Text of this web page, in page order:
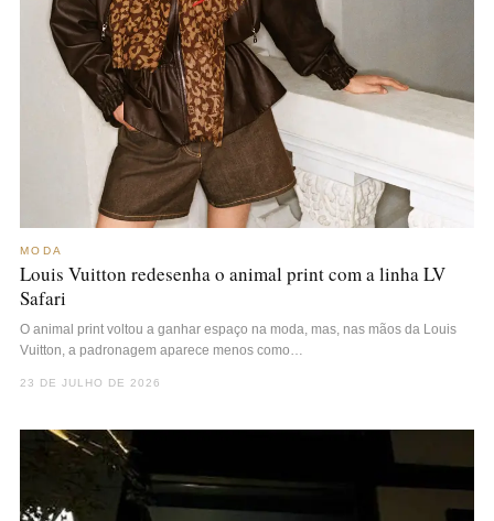
MODA
Louis Vuitton redesenha o animal print com a linha LV
Safari
O animal print voltou a ganhar espaço na moda, mas, nas mãos da Louis
Vuitton, a padronagem aparece menos como…
23 DE JULHO DE 2026